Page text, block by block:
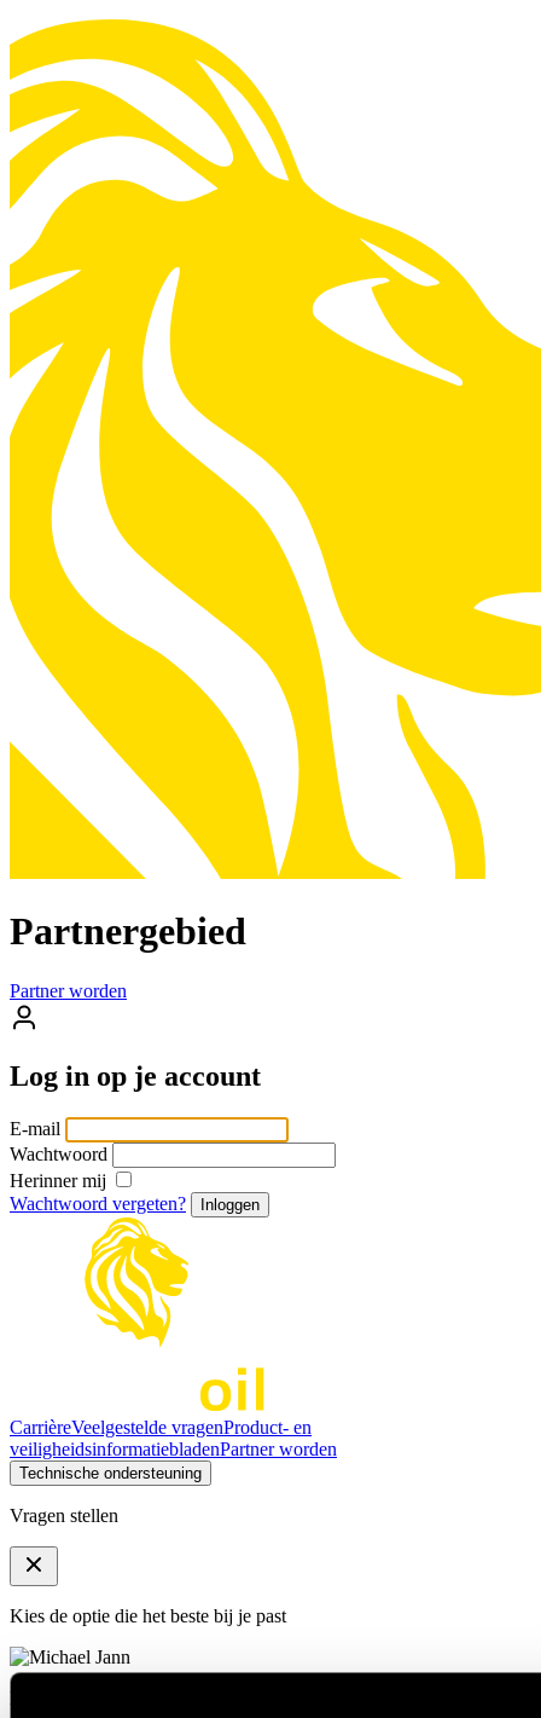
Partnergebied
Partner worden
Log in op je account
E-mail
Wachtwoord
Herinner mij
Wachtwoord vergeten?
CarrièreVeelgestelde vragenProduct- en
veiligheidsinformatiebladenPartner worden
Technische ondersteuning
Vragen stellen
Kies de optie die het beste bij je past
Michael Jann